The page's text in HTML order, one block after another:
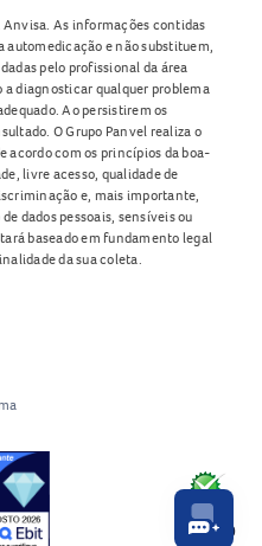
Anvisa. As informações contidas
automedicação e não substituem,
pelo profissional da área
a diagnosticar qualquer problema
Ao persistirem os
O Grupo Panvel realiza o
acordo com os princípios da boa-
livre acesso, qualidade de
e, mais importante,
dados pessoais, sensíveis ou
baseado em fundamento legal
da sua coleta.
RA1000